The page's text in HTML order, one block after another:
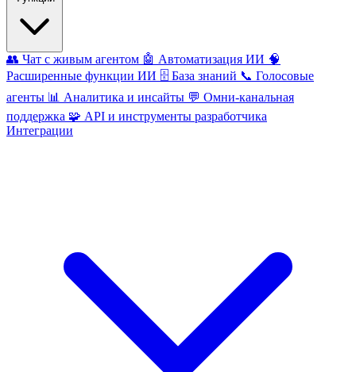
👥 Чат с живым агентом 🤖 Автоматизация ИИ 🧠
Расширенные функции ИИ 🗄️ База знаний 📞 Голосовые
агенты 📊 Аналитика и инсайты 💬 Омни-канальная
поддержка 🧩 API и инструменты разработчика
Интеграции